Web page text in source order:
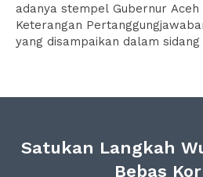
adanya stempel Gubernur
Keterangan
yang disampaikan dalam
Satukan Langkah
Bebas